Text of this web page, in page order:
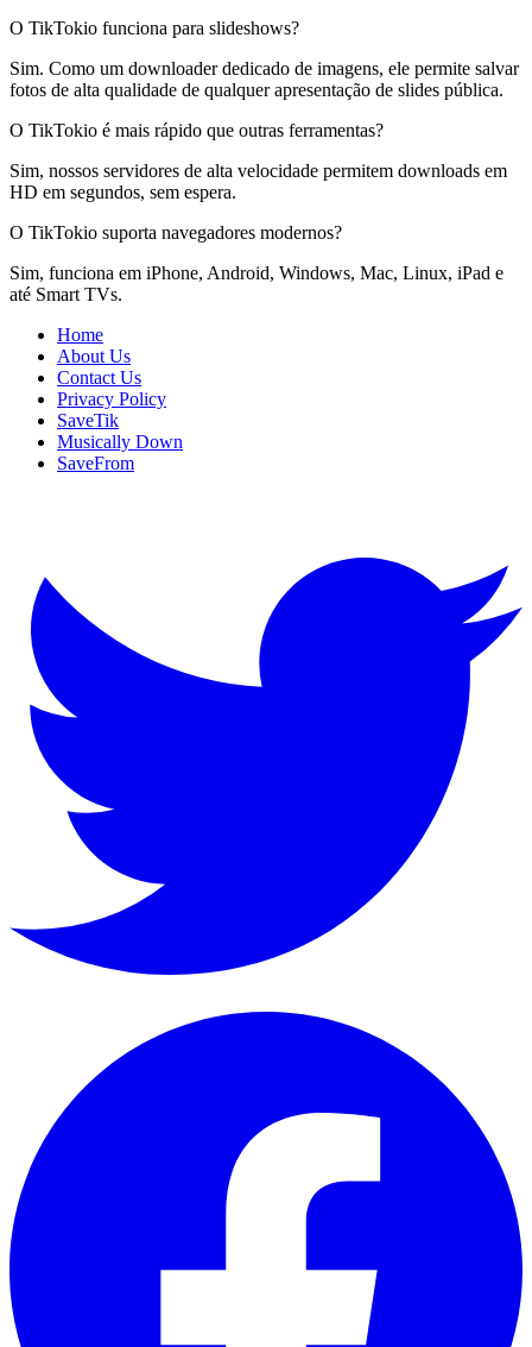
O TikTokio funciona para slideshows?
Sim. Como um downloader dedicado de imagens, ele permite salvar
fotos de alta qualidade de qualquer apresentação de slides pública.
O TikTokio é mais rápido que outras ferramentas?
Sim, nossos servidores de alta velocidade permitem downloads em
HD em segundos, sem espera.
O TikTokio suporta navegadores modernos?
Sim, funciona em iPhone, Android, Windows, Mac, Linux, iPad e
até Smart TVs.
Home
About Us
Contact Us
Privacy Policy
SaveTik
Musically Down
SaveFrom